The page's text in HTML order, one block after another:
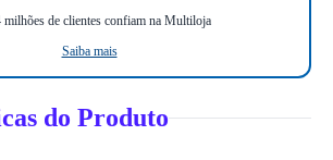
milhões de clientes confiam na Multiloja
Saiba mais
do Produto